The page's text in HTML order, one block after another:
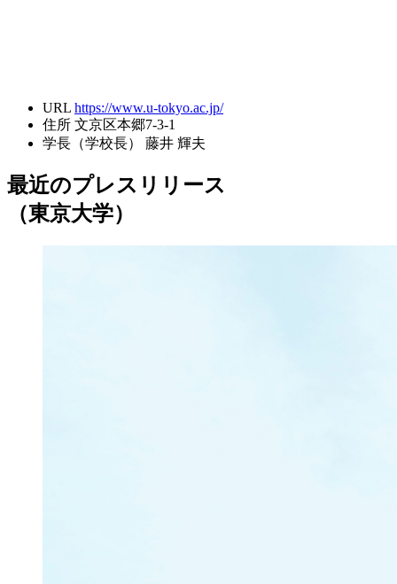
URL https://www.u-tokyo.ac.jp/
住所 文京区本郷7-3-1
学長（学校長）
藤井 輝夫
最近のプレスリリース
（東京大学）